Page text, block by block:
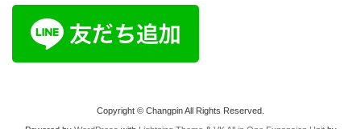
Copyright © Changpin All Rights Reserved.